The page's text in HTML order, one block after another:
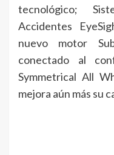
tecnológico;
Accidentes
nuevo motor
conectado al
Symmetrical All
mejora aún más su